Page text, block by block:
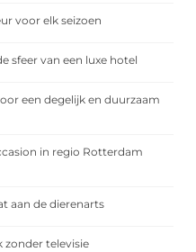
voor elk seizoen
sfeer van een luxe hotel
een degelijk en duurzaam
in regio Rotterdam
aan de dierenarts
zonder televisie